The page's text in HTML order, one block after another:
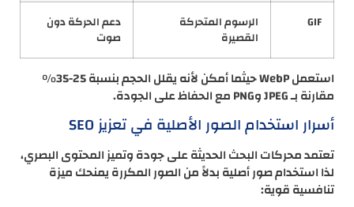
GIF
الرسوم المتحركة
القصيرة
دعم الحركة دون
صوت
استعمل WebP حيثما أمكن لأنه يقلل الحجم بنسبة 25-35%
مقارنة بـ JPEG وPNG مع الحفاظ على الجودة.
أسرار استخدام الصور الأصلية في تعزيز SEO
تعتمد محركات البحث الحديثة على جودة وتميز المحتوى البصري،
لذا استخدام صور أصلية بدلاً من الصور المكررة يمنحك ميزة
تنافسية قوية: